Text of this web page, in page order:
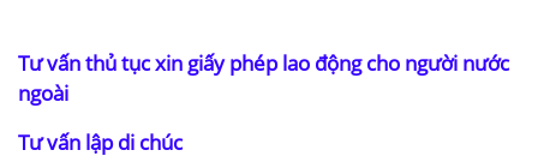
Tư vấn thủ tục xin giấy phép lao động cho người nước
ngoài
Tư vấn lập di chúc